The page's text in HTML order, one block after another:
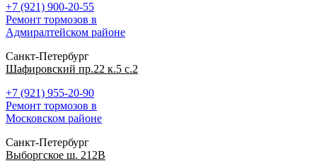
+7 (921) 900-20-55
Ремонт тормозов в
Адмиралтейском районе
Санкт-Петербург
Шафировский пр.22 к.5 с.2
+7 (921) 955-20-90
Ремонт тормозов в
Московском районе
Санкт-Петербург
Выборгское ш. 212В